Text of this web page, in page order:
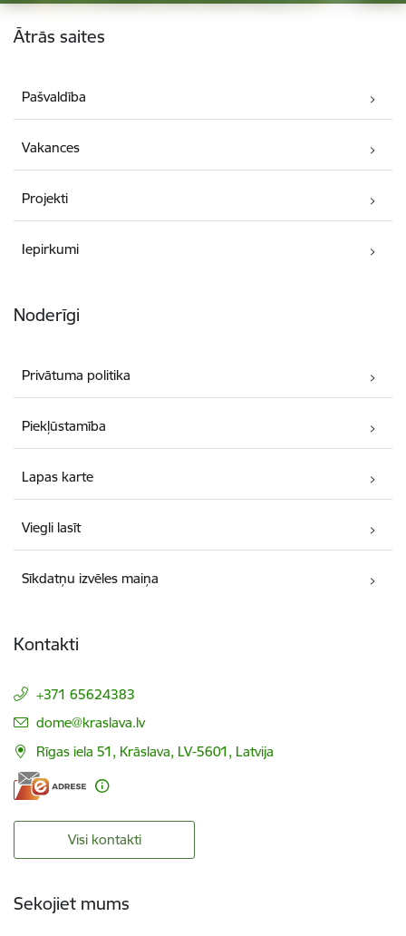
Kājene
Ātrās saites
Pašvaldība
Vakances
Projekti
Iepirkumi
Noderīgi
Privātuma politika
Piekļūstamība
Lapas karte
Viegli lasīt
Sīkdatņu izvēles maiņa
Kontakti
+371 65624383
E-pasts:
dome@kraslava.lv
Rīgas iela 51, Krāslava, LV-5601, Latvija
Visi kontakti
Sekojiet mums